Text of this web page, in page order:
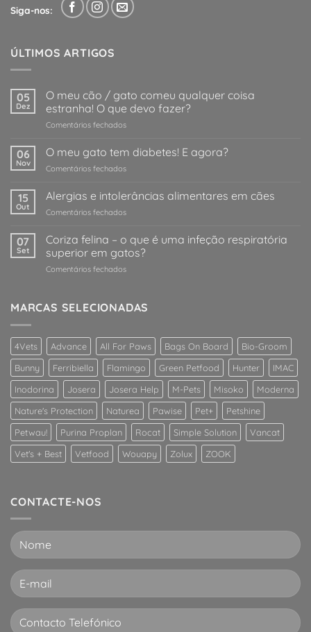
Siga-nos:
ÚLTIMOS ARTIGOS
05
Dez
O meu cão / gato comeu qualquer coisa
estranha! O que devo fazer?
Comentários fechadosem
meu
/
comeu
O
que
06
Nov
O meu gato tem diabetes! E agora?
Comentários fechadosem
meu
tem
E
agora?
15
Out
Alergias e intolerâncias alimentares em cães
Comentários fechadosem
intolerâncias
alimentares
em
07
Set
Coriza felina – o que é uma infeção respiratória
superior em gatos?
Comentários fechadosem
–
é
uma
infeção
respiratória
superior
em
gatos?
MARCAS SELECIONADAS
4Vets Advance All For Paws Bags On Board
Bio-Groom
Bunny
Ferribiella Flamingo Green Petfood Hunter
IMAC
Inodorina
Josera Josera Help M-Pets Misoko
Moderna
Nature's Protection
Naturea Pawise Pet+
Petshine
Petwau!
Purina Proplan Rocat Simple Solution
Vancat
Vet's + Best
Vetfood Wouapy Zolux ZOOK
CONTACTE-NOS